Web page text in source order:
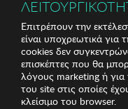
Επιτρέπουν την
είναι υποχρεωτικά για
cookies δεν
επισκέπτες που θα
λόγους marketing ή
του site στις οποίες
κλείσιμο του browser.